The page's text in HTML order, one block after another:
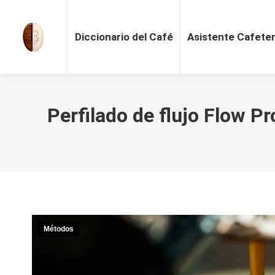
Diccionario del Café Asistente
Perfilado de flujo Flow
Métodos